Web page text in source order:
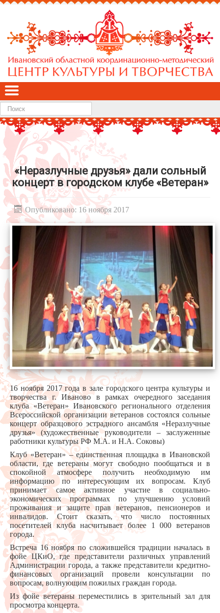
Найти
«Неразлучные друзья» дали сольный
концерт в городском клубе «Ветеран»
Опубликовано: 16 ноября 2017
16 ноября 2017 года в зале городского центра культуры и
творчества г. Иваново в рамках очередного заседания
клуба «Ветеран» Ивановского регионального отделения
Всероссийской организации ветеранов состоялся сольные
концерт образцового эстрадного ансамбля «Неразлучные
друзья» (художественные руководители – заслуженные
работники культуры РФ М.А. и Н.А. Соковы)
Клуб «Ветеран» – единственная площадка в Ивановской
области, где ветераны могут свободно пообщаться и в
спокойной атмосфере получить необходимую им
информацию по интересующим их вопросам. Клуб
принимает самое активное участие в социально-
экономических программах по улучшению условий
проживания и защите прав ветеранов, пенсионеров и
инвалидов. Стоит сказать, что число постоянных
посетителей клуба насчитывает более 1 000 ветеранов
города.
Встреча 16 ноября по сложившейся традиции началась в
фойе ЦКиО, где представители различных управлений
Администрации города, а также представители кредитно-
финансовых организаций провели консультации по
вопросам, волнующим пожилых граждан города.
Из фойе ветераны переместились в зрительный зал для
просмотра концерта.